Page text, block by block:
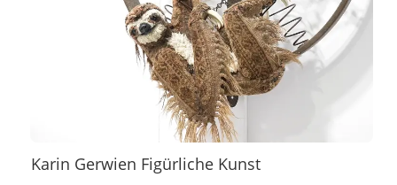
Karin Gerwien Figürliche Kunst